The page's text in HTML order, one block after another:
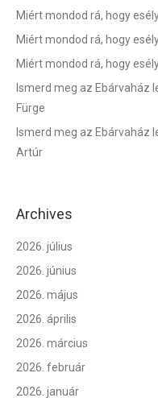
Miért mondod rá, hogy
Miért mondod rá, hogy
Miért mondod rá, hogy
Ismerd meg az Ebárvaház
Fürge
Ismerd meg az Ebárvaház
Artúr
Archives
2026. július
2026. június
2026. május
2026. április
2026. március
2026. február
2026. január